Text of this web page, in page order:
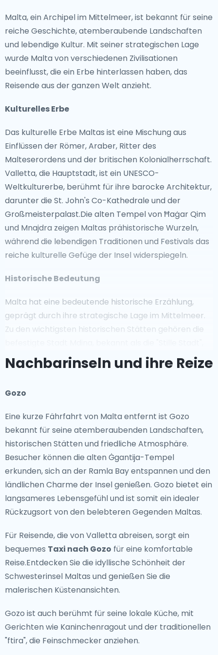
Malta, ein Archipel im Mittelmeer, ist bekannt für seine
reiche Geschichte, atemberaubende Landschaften
und lebendige Kultur. Mit seiner strategischen Lage
wurde Malta von verschiedenen Zivilisationen
beeinflusst, die ein Erbe hinterlassen haben, das
Reisende aus der ganzen Welt anzieht.
Kulturelles Erbe
Das kulturelle Erbe Maltas ist eine Mischung aus
Einflüssen der Römer, Araber, Ritter des
Malteserordens und der britischen Kolonialherrschaft.
Valletta, die Hauptstadt, ist ein UNESCO-
Weltkulturerbe, berühmt für ihre barocke Architektur,
darunter die St. John's Co-Kathedrale und der
Großmeisterpalast.Die alten Tempel von Ħaġar Qim
und Mnajdra zeigen Maltas prähistorische Wurzeln,
während die lebendigen Traditionen und Festivals das
reiche kulturelle Gefüge der Insel widerspiegeln.
Historische Bedeutung
Malta hat eine bedeutende historische Erzählung,
geprägt durch ihre strategische Lage im Mittelmeer.
Zu den wichtigsten historischen Stätten gehören die
und die antike Hauptstadt Valletta. Die Insel spielte
eine entscheidende Rolle während des Zweiten
bieten Einblicke in ihre Kriegsgeschichte.
Ikonoische Sehenswürdigkeiten
Malta ist bekannt für ihre atemberaubende natürliche
Schönheit, von der atemberaubenden Blauen Lagune
auf Comino bis zu den dramatischen Klippen von
Dingli. Besucher können die kristallklaren Gewässer
zum Tauchen und Schnorcheln erkunden, durch die
malerischen Straßen von Valletta schlendern oder an
Blaue Grotte und das Azure Window sind ikonische
natürliche Wahrzeichen, die man nicht verpassen
sollte.
Abseits der ausgetretenen Pfade
Für diejenigen, die Maltas verborgene Schätze
entdecken möchten, bieten Orte wie Gozo, bekannt
für ihren ländlichen Charme und ihre malerischen
Nachbarinseln und ihre Reize
Gozo
Eine kurze Fährfahrt von Malta entfernt ist Gozo
bekannt für seine atemberaubenden Landschaften,
historischen Stätten und friedliche Atmosphäre.
Besucher können die alten Ġgantija-Tempel
erkunden, sich an der Ramla Bay entspannen und den
ländlichen Charme der Insel genießen. Gozo bietet ein
langsameres Lebensgefühl und ist somit ein idealer
Rückzugsort von den belebteren Gegenden Maltas.
Für Reisende, die von Valletta abreisen, sorgt ein
bequemes Taxi nach Gozo für eine komfortable
Reise.Entdecken Sie die idyllische Schönheit der
Schwesterinsel Maltas und genießen Sie die
malerischen Küstenansichten.
Gozo ist auch berühmt für seine lokale Küche, mit
Gerichten wie Kaninchenragout und der traditionellen
"ftira", die Feinschmecker anziehen.